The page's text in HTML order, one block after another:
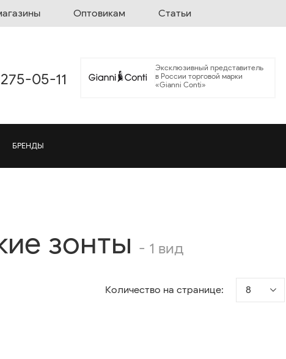
Оптовикам Статьи
05-11
Эксклюзивный представитель
в России торговой марки
«Gianni Conti»
БРЕНДЫ
зонты - 1 вид
Количество на странице: 8